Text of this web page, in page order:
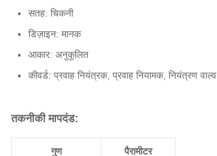
सतह: चिकनी
डिज़ाइन: मानक
आकार: अनुकूलित
कीवर्ड: प्रवाह नियंत्रक, प्रवाह नियामक, नियंत्रण वाल्व
तकनीकी मापदंड:
गुण पैरामीटर